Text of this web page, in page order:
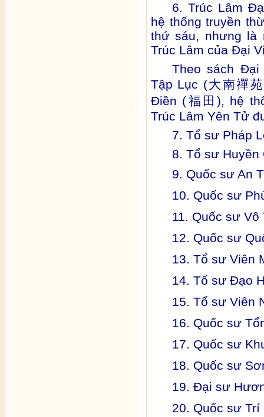
6. Trúc Lâm
hệ thống truyền
thứ sáu, nhưng là
Trúc Lâm của Đại
Theo sách Đại
Tập Lục (大南禪
Điền (福田), hệ
Trúc Lâm Yên Tử
7. Tổ sư Pháp
8. Tổ sư Huyền
9. Quốc sư An
10. Quốc sư
11. Quốc sư Vô
12. Quốc sư
13. Tổ sư Viên
14. Tổ sư Đạo
15. Tổ sư Viên
16. Quốc sư
17. Quốc sư
18. Quốc sư
19. Đại sư
20. Quốc sư Trí